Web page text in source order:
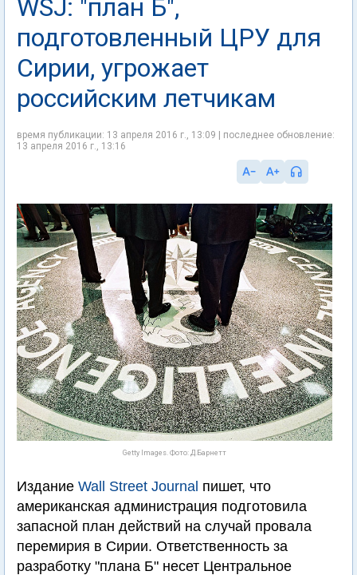
WSJ: "план Б",
подготовленный ЦРУ для
Сирии, угрожает
российским летчикам
время публикации: 13 апреля 2016 г., 13:09 | последнее обновление:
13 апреля 2016 г., 13:16
Getty Images. Фото: Д.Барнетт
Издание Wall Street Journal пишет, что
американская администрация подготовила
запасной план действий на случай провала
перемирия в Сирии. Ответственность за
разработку "плана Б" несет Центральное